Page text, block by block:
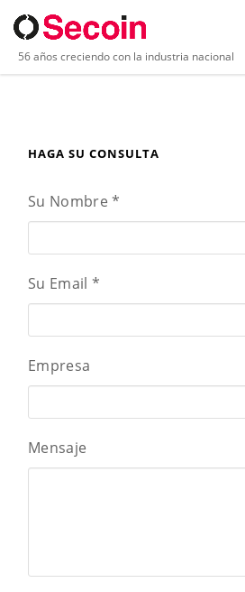
56 años creciendo con la industria nacional
HAGA SU CONSULTA
Su Nombre*
Su Email *
Empresa
Mensaje